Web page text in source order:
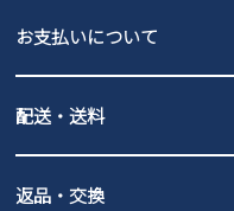
お支払いについて
PayPay（オンライン決済）
配送・送料
北海道・本州・四国・九州
全国一律…220円（税込）
返品・交換